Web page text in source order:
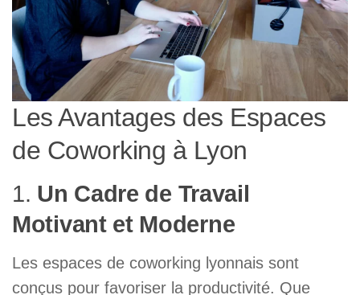
Les Avantages des Espaces
de Coworking à Lyon
1. Un Cadre de Travail
Motivant et Moderne
Les espaces de coworking lyonnais sont
conçus pour favoriser la productivité. Que